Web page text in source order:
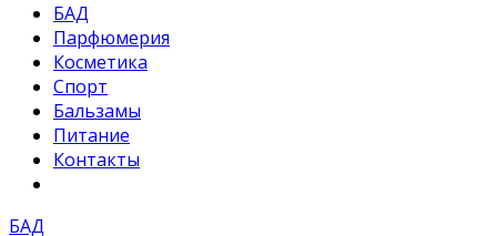
БАД
Парфюмерия
Косметика
Спорт
Бальзамы
Питание
Контакты
БАД